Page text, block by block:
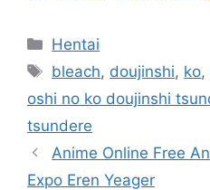
Categorías
Hentai
Etiquetas
bleach, doujinshi, ko,
oshi no ko doujinshi
tsundere
Anime Online Free
Expo Eren Yeager